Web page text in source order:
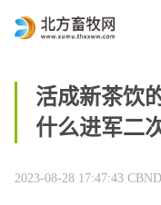
活成新茶饮
什么进军二
2023-08-28 17:47:43